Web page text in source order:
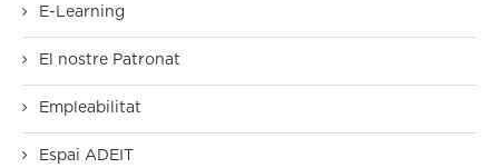
E-Learning
El nostre Patronat
Empleabilitat
Espai ADEIT